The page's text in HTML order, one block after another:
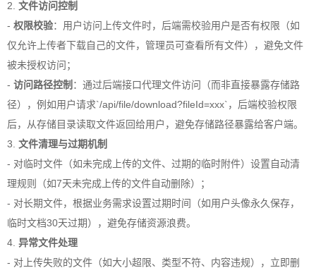
2. 文件访问控制
- 权限校验：用户访问上传文件时，后端需校验用户是否有权限（如
仅允许上传者下载自己的文件，管理员可查看所有文件），避免文件
被未授权访问；
- 访问路径控制 ：通过后端接口代理文件访问（而非直接暴露存储路
径），例如用户请求`/api/file/download?fileId=xxx`，后端校验权限
后，从存储目录读取文件返回给用户，避免存储路径暴露给客户端。
3. 文件清理与过期机制
- 对临时文件（如未完成上传的文件、过期的临时附件）设置自动清
理规则（如7天未完成上传的文件自动删除）；
- 对长期文件，根据业务需求设置过期时间（如用户头像永久保存，
临时文档30天过期），避免存储资源浪费。
4. 异常文件处理
- 对上传失败的文件（如大小超限、类型不符、内容违规），立即删